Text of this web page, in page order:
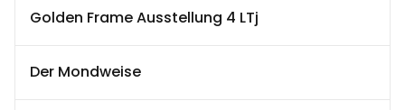
Golden Frame Ausstellung 4 LTj
Der Mondweise